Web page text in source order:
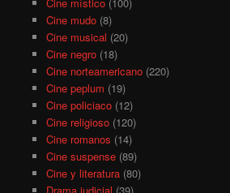
Cine mudo(8)
Cine musical (20)
Cine negro(18)
Cine norteamericano(220)
Cine peplum (19)
Cine policiaco(12)
Cine religioso(120)
Cine romanos (14)
Cine suspense(89)
Cine y literatura(80)